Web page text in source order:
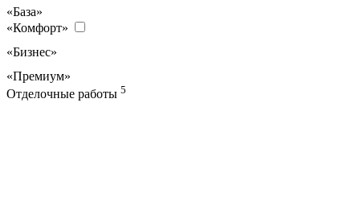
«База»
«Комфорт»
«Бизнес»
«Премиум»
Отделочные работы 5